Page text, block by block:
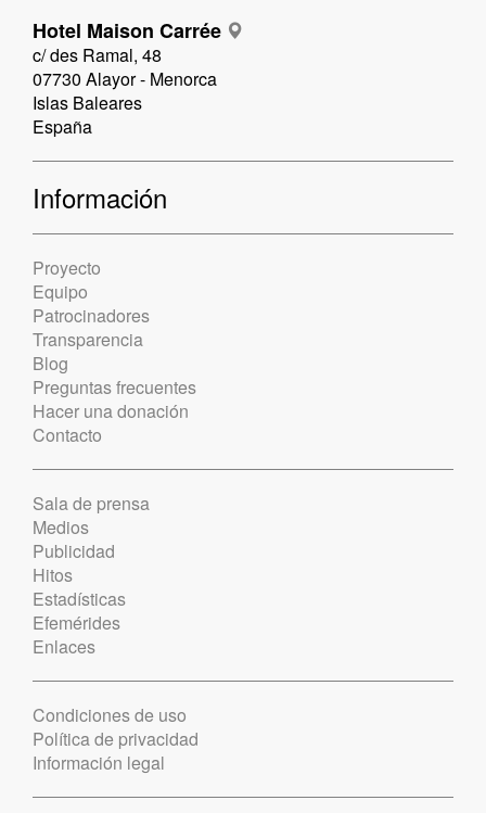
Hotel Maison Carrée
c/ des Ramal, 48
07730 Alayor - Menorca
Islas Baleares
España
Información
Proyecto
Equipo
Patrocinadores
Transparencia
Blog
Preguntas frecuentes
Hacer una donación
Contacto
Sala de prensa
Medios
Publicidad
Hitos
Estadísticas
Efemérides
Enlaces
Condiciones de uso
Política de privacidad
Información legal